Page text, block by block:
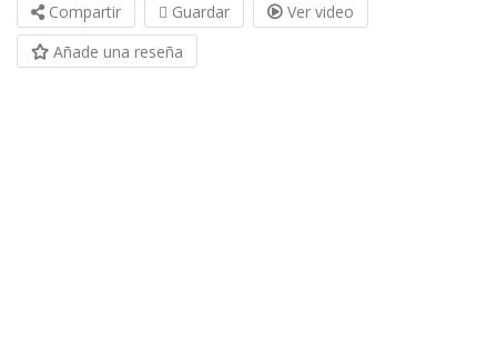
Compartir Guardar
Ver video
Añade una reseña